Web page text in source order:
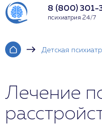
8 (800) 301-
психиатрия 24/7
Детская
Лечение